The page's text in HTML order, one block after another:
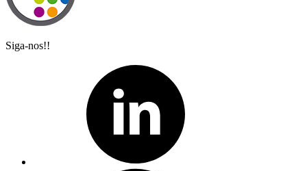
Siga-nos!!